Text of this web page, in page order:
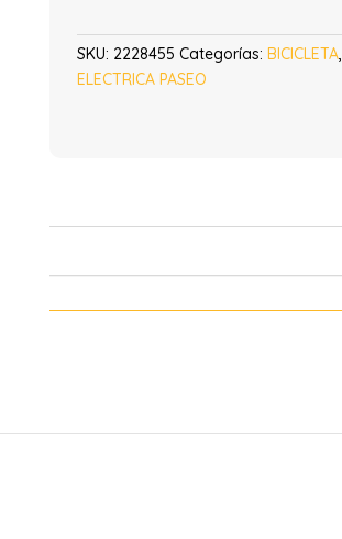
SKU: 2228455 Categorías: BICICLETA,
ELECTRICA PASEO